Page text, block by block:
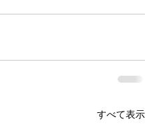
すべて表示